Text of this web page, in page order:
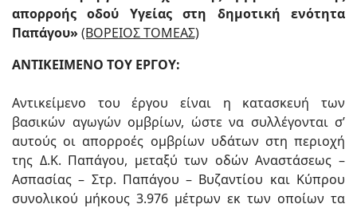
απορροής οδού Υγείας στη δημοτική ενότητα
Παπάγου» (ΒΟΡΕΙΟΣ ΤΟΜΕΑΣ)
ΑΝΤΙΚΕΙΜΕΝΟ ΤΟΥ ΕΡΓΟΥ:
Αντικείμενο του έργου είναι η κατασκευή των
βασικών αγωγών ομβρίων, ώστε να συλλέγονται σ’
αυτούς οι απορροές ομβρίων υδάτων στη περιοχή
της Δ.Κ. Παπάγου, μεταξύ των οδών Αναστάσεως –
Ασπασίας – Στρ. Παπάγου – Βυζαντίου και Κύπρου
συνολικού μήκους 3.976 μέτρων εκ των οποίων τα